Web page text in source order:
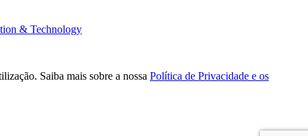
& Technology
Saiba mais sobre a nossa Política de Privacidade e os